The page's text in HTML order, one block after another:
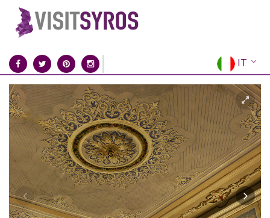
IT
EN
EL
FR
DE
ES
RU